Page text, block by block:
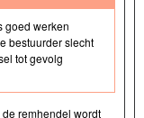
goed werken
bestuurder slecht
tot gevolg
remhendel wordt